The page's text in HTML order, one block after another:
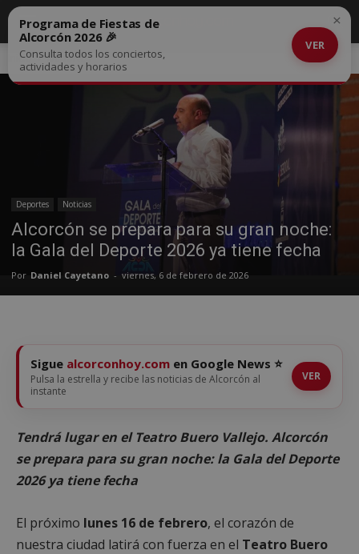
Inicio Deportes
Deportes Noticias
Alcorcón se prepara para su gran noche:
la Gala del Deporte 2026 ya tiene fecha
Por Daniel Cayetano - viernes, 6 de febrero de 2026
Programa de Fiestas de
Alcorcón 2026 🎉
Consulta todos los conciertos,
actividades y horarios
VER
×
Sigue alcorconhoy.com en Google News ⭐
Pulsa la estrella y recibe las noticias de Alcorcón al
instante
VER
Tendrá lugar en el Teatro Buero Vallejo. Alcorcón
se prepara para su gran noche: la Gala del Deporte
2026 ya tiene fecha
El próximo lunes 16 de febrero, el corazón de
nuestra ciudad latirá con fuerza en el Teatro Buero